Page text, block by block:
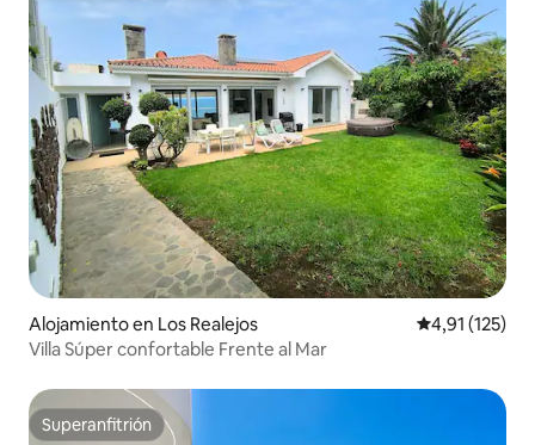
Alojamiento en Los Realejos Calificación
4,91 (125)
Villa Súper confortable Frente al Mar
Superanfitrión
Superanfitrión